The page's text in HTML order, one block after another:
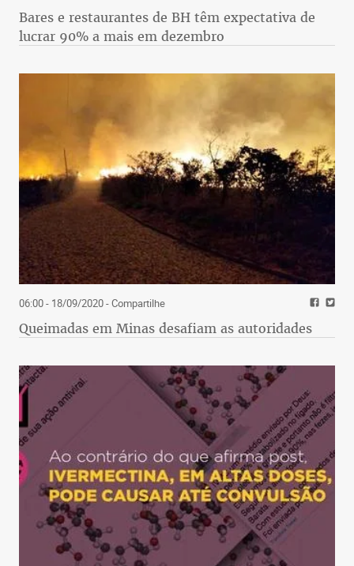
Bares e restaurantes de BH têm expectativa de
lucrar 90% a mais em dezembro
06:00 - 18/09/2020- Compartilhe
Queimadas em Minas desafiam as autoridades